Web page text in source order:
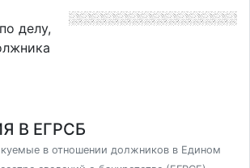
делу,
В ЕГРСБ
в отношении должников в Едином